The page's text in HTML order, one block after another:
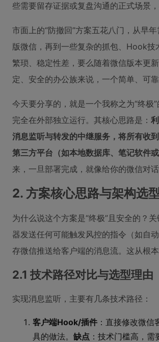
些需要留存证据或复盘沟通的正式场景
市面上的“防撤回”方案五花八门，从早
版微信，再到一些复杂的抓包、Hook
繁琐、稳定性差，要么随着微信版本更
定、安全的办公族来说，一个简单、可
今天要分享的，就是一个我称之为“终
完全在外部独立运行。其核心思路是：
消息监听与转发的中继服务，将所有收
第三方平台（如本地数据库、笔记软件或
来，一旦部署完成，就像给你的微信对
2. 方案核心思路与架构选
为什么说这个方案是“终极”且安全的？
器发送任何可能触发风控的指令（如自
存微信推送给客户端的消息流。这从根
2.1 技术路径对比与选型理由
实现消息监听，主要有几条技术路径：
客户端Hook/插件 ：直接修改微
具的做法。 缺点 ：技术门槛高，